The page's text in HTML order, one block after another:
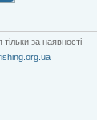
за наявності